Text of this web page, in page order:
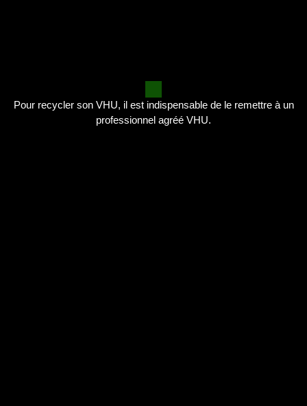
Pour recycler son VHU, il est indispensable de le remettre à un
professionnel agréé VHU.